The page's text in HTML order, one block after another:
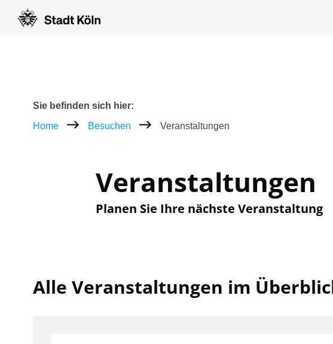
Breadcrumb
Sie befinden sich hier:
Home
Besuchen Veranstaltungen
Veranstaltungen
Planen Sie Ihre nächste Veranstaltung
Alle Veranstaltungen im